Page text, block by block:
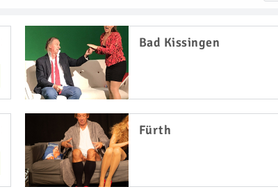
Bad Kissingen
Fürth